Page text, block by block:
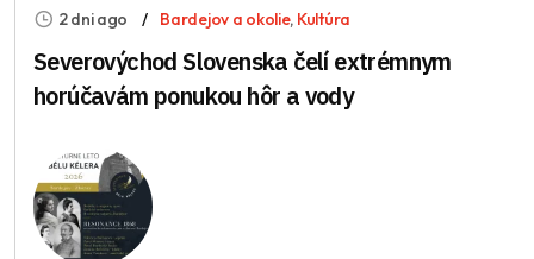
2 dni ago Bardejov a okolie, Kultúra
Severovýchod Slovenska čelí extrémnym
horúčavám ponukou hôr a vody